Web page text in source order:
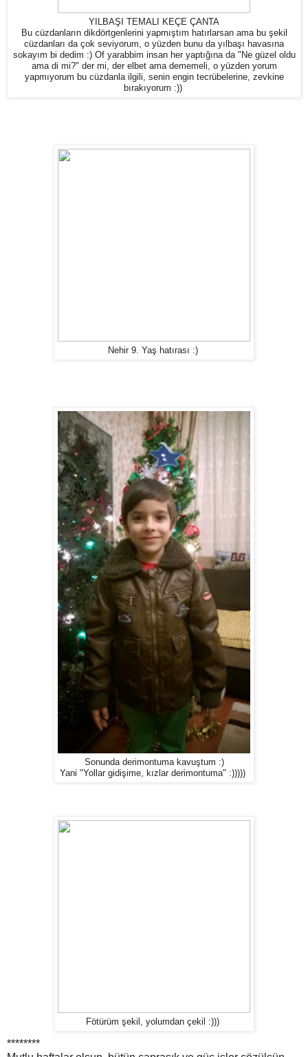
YILBAŞI TEMALI KEÇE ÇANTA
Bu cüzdanların dikdörtgenlerini yapmıştım hatırlarsan ama bu şekil
cüzdanları da çok seviyorum, o yüzden bunu da yılbaşı havasına
sokayım bi dedim :) Of yarabbim insan her yaptığına da "Ne güzel oldu
ama di mi?" der mi, der elbet ama dememeli, o yüzden yorum
yapmıyorum bu cüzdanla ilgili, senin engin tecrübelerine, zevkine
bırakıyorum :))
Nehir 9. Yaş hatırası :)
Sonunda derimontuma kavuştum :)
Yani "Yollar gidişime, kızlar derimontuma" :)))))
Fötürüm şekil, yolumdan çekil :)))
********